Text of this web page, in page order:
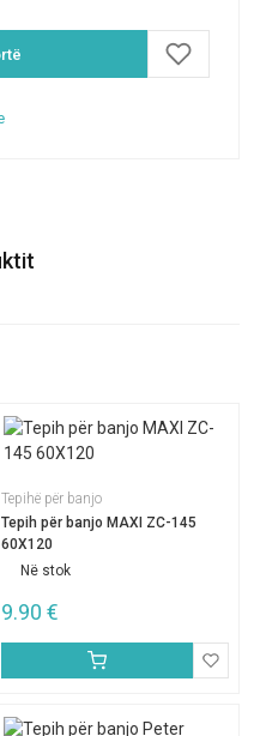
Tepihë për banjo
Tepih për banjo MAXI ZC-145
60X120
Në stok
9.90 €